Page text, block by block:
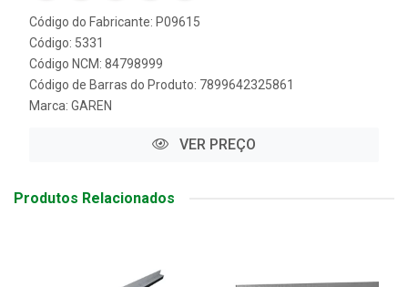
Código do Fabricante: P09615
Código: 5331
Código NCM: 84798999
Código de Barras do Produto: 7899642325861
Marca: GAREN
VER PREÇO
Produtos Relacionados